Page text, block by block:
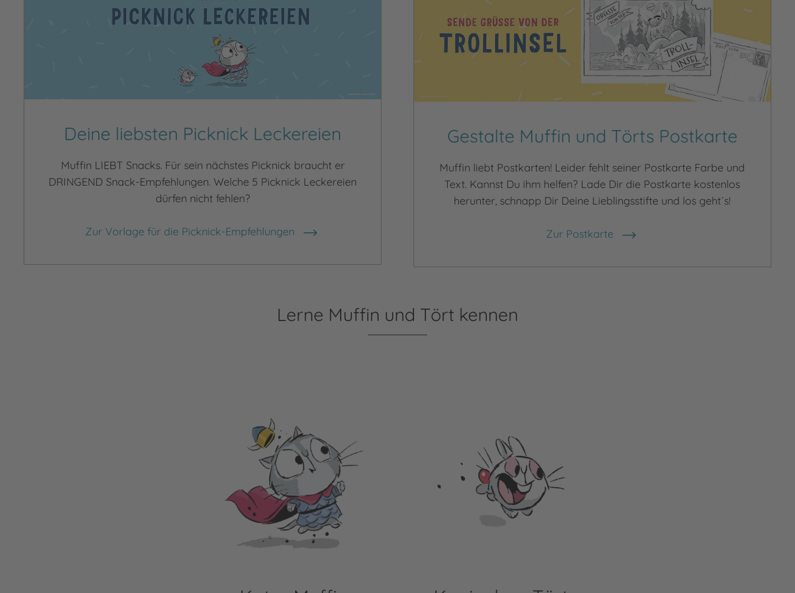
Deine liebsten Picknick Leckereien
Muffin LIEBT Snacks. Für sein nächstes Picknick braucht er
DRINGEND Snack-Empfehlungen. Welche 5 Picknick Leckereien
dürfen nicht fehlen?
Zur Vorlage für die Picknick-Empfehlungen
Gestalte Muffin und Törts Postkarte
Muffin liebt Postkarten! Leider fehlt seiner Postkarte Farbe und
Text. Kannst Du ihm helfen? Lade Dir die Postkarte kostenlos
herunter, schnapp Dir Deine Lieblingsstifte und los geht´s!
Zur Postkarte
Lerne Muffin und Tört kennen